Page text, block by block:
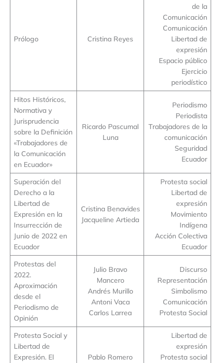
Prólogo Cristina Reyes
de la
Comunicación
Comunicación
Libertad de
expresión
Espacio público
Ejercicio
periodístico
Hitos Históricos,
Normativa y
Jurisprudencia
sobre la Definición
«Trabajadores de
la Comunicación
en Ecuador»
Ricardo Pascumal
Luna
Periodismo
Periodista
Trabajadores de la
comunicación
Seguridad
Ecuador
Superación del
Derecho a la
Libertad de
Expresión en la
Insurrección de
Junio de 2022 en
Ecuador
Cristina Benavides
Jacqueline Artieda
Protesta social
Libertad de
expresión
Movimiento
Indígena
Acción Colectiva
Ecuador
Protestas del
2022.
Aproximación
desde el
Periodismo de
Opinión
Julio Bravo
Mancero
Andrés Murillo
Antoni Vaca
Carlos Larrea
Discurso
Representación
Simbolismo
Comunicación
Protesta Social
Protesta Social y
Libertad de
Expresión. El
Pablo Romero
Libertad de
expresión
Protesta social